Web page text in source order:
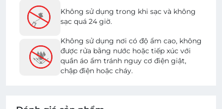
Không sử dụng trong khi sạc và không
sạc quá 24 giờ.
Không sử dụng nơi có độ ẩm cao, không
được rửa bằng nước hoặc tiếp xúc với
quần áo ẩm tránh nguy cơ điện giật,
chập điện hoặc cháy.